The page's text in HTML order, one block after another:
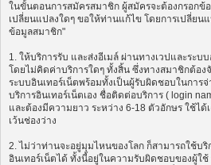
ในขั้นตอนการสมัครสมาชิก ผู้สมัครจะต้องกรอกข้
เปลี่ยนแปลงใดๆ ขอให้ท่านแก้ไข โดยการเปลี่ย
ข้อมูลสมาชิก"
1. ให้บริการรับ และส่งอีเมล์ ผ่านทางเวปและระ
โดยไม่คิดค่าบริการใดๆ ทั้งสิ้น ซึ่งทางสมาชิกต้อ
ระบบอินเทอร์เน็ตพร้อมทั้งเป็นผู้รับผิดชอบในการ
บริการอินเทอร์เน็ตเอง ชื่อติดต่อบริการ ( login
และต้องมีความยาว ระหว่าง 6-18 ตัวอักษร ใช้ได้
เว้นช่องว่าง
2. ไม่ว่าท่านจะอยู่มุมไหนของโลก ก็สามารถใช้บริ
อินเทอร์เน็ตได้ ทั้งนี้อยู่ในความรับผิดชอบของผู้ใ